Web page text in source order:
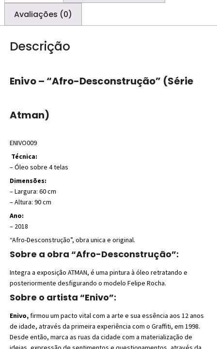
Avaliações (0)
Descrição
Enivo – “Afro-Desconstrução” (Série
Atman)
ENIVO009
Técnica:
– Óleo sobre 4 telas
Dimensões:
– Largura: 60 cm
– Altura: 90 cm
Ano:
– 2018
“Afro-Desconstrução”, obra unica e original.
Sobre a obra “Afro-Desconstrução”:
Integra a exposição ATMAN, é uma pintura à óleo retratando e
posteriormente desfigurando o modelo Felipe Rocha.
Sobre o artista “Enivo”:
Enivo,firmou um pacto vital com a arte e sua essência aos 12 anos
de idade, através da primeira experiência com o Graffiti, em 1998.
Desde então, marca as ruas da cidade com a materialização de